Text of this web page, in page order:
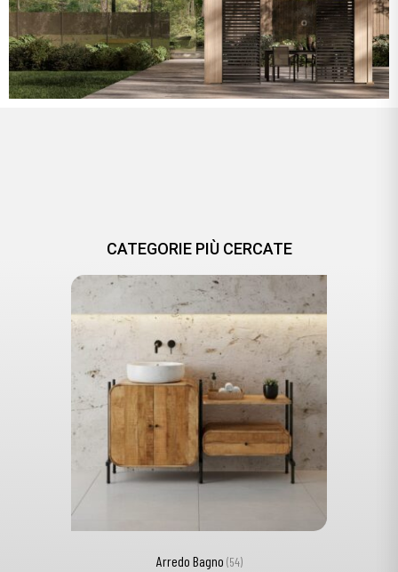
CATEGORIE PIÙ CERCATE
Arredo Bagno (54)